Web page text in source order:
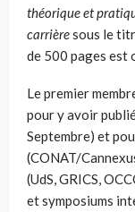
théorique et
carrièresous le
de 500 pages est
Le premier
pour y avoir
Septembre) et
(CONAT/
(UdS, GRICS,
et symposiums